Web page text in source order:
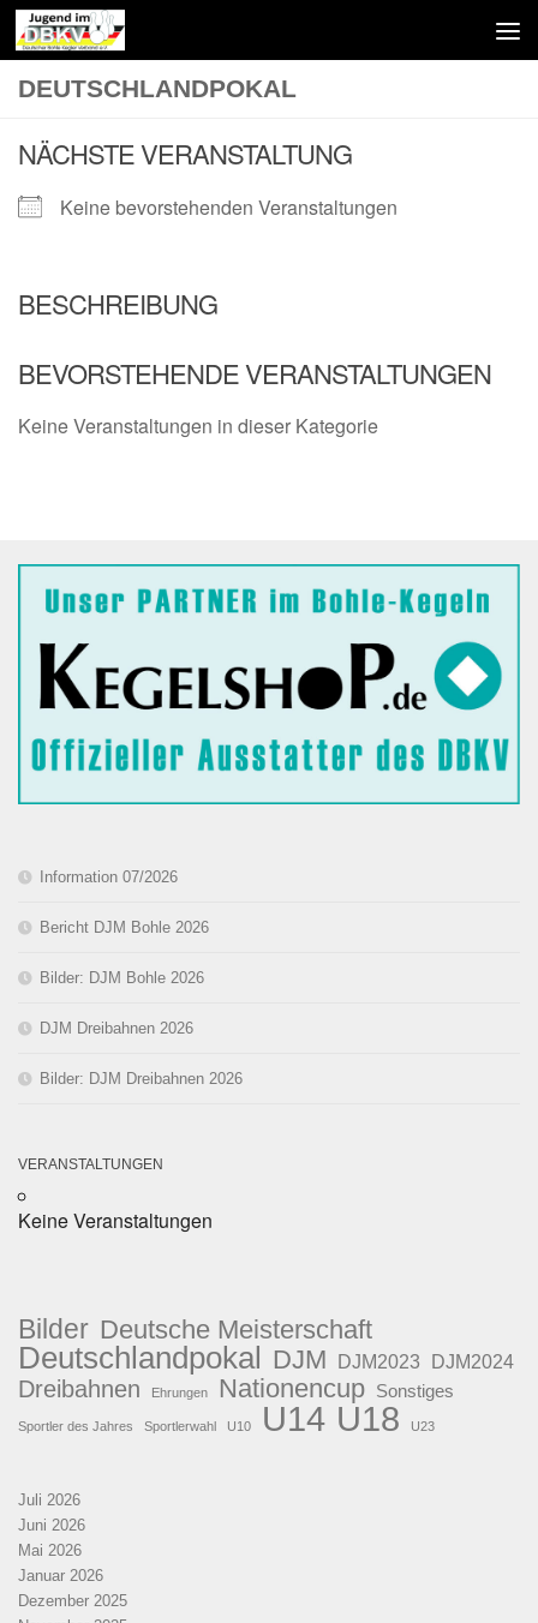
Zum Inhalt springen
DEUTSCHLANDPOKAL
NÄCHSTE VERANSTALTUNG
Keine bevorstehenden Veranstaltungen
BESCHREIBUNG
BEVORSTEHENDE VERANSTALTUNGEN
Keine Veranstaltungen in dieser Kategorie
Information 07/2026
Bericht DJM Bohle 2026
Bilder: DJM Bohle 2026
DJM Dreibahnen 2026
Bilder: DJM Dreibahnen 2026
VERANSTALTUNGEN
Keine Veranstaltungen
Bilder Deutsche Meisterschaft
Deutschlandpokal DJM DJM2023 DJM2024
Dreibahnen Ehrungen Nationencup Sonstiges
Sportler des Jahres Sportlerwahl U10 U14 U18 U23
Juli 2026
Juni 2026
Mai 2026
Januar 2026
Dezember 2025